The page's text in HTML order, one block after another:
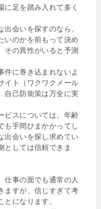
に足を踏み入れて多く
会いを探すのなら、
いのかを前もって決め
その異性がいると予測
件に巻き込まれないよ
イト（ワクワクメール
自己防衛策は万全に実
ビスについては、年齢
も手間ひまかかってし
出会いを探し求めてい
としては信頼できま
仕事の面でも通常の人
ますが、信じすぎて考
になります。